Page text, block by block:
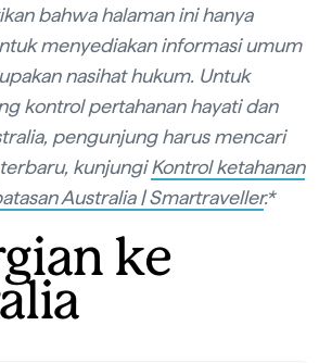
bahwa halaman ini hanya
menyediakan informasi umum
nasihat hukum. Untuk
kontrol pertahanan hayati dan
pengunjung harus mencari
kunjungiKontrol ketahanan
Australia | Smartraveller.*
ke